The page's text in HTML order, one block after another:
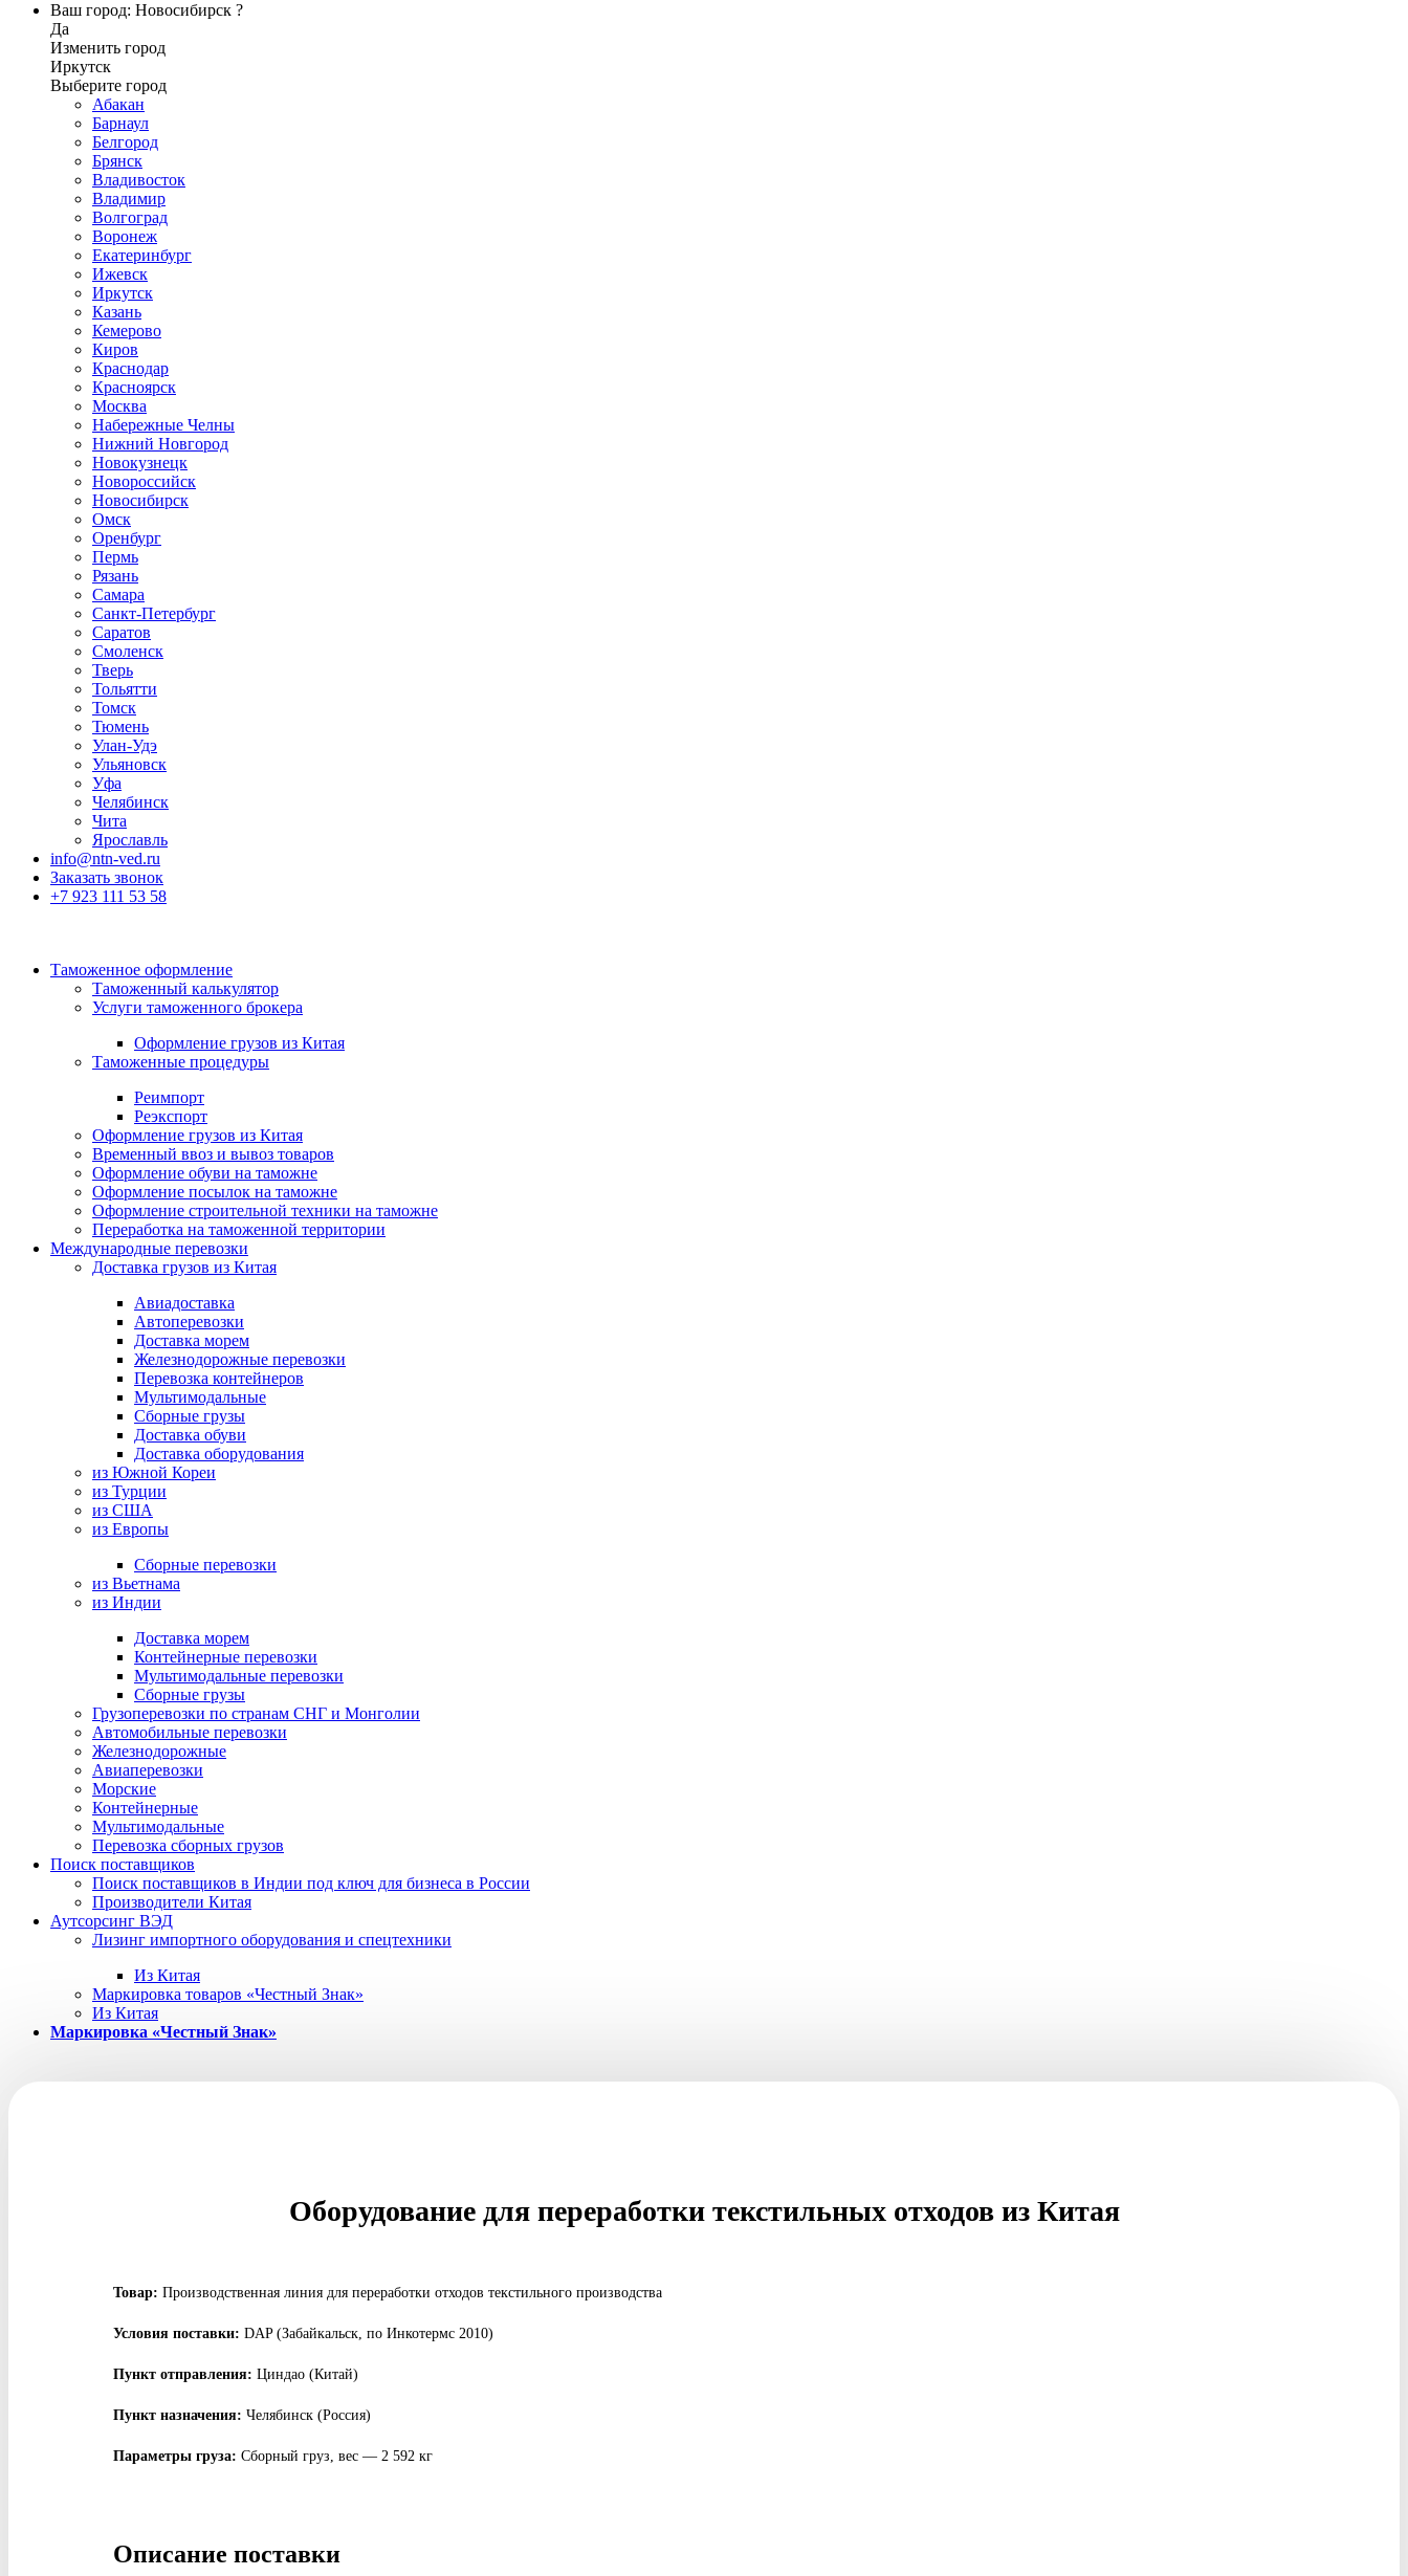
Ваш город: Новосибирск ?
Да
Изменить город
Иркутск
Выберите город
Абакан
Барнаул
Белгород
Брянск
Владивосток
Владимир
Волгоград
Воронеж
Екатеринбург
Ижевск
Иркутск
Казань
Кемерово
Киров
Краснодар
Красноярск
Москва
Набережные Челны
Нижний Новгород
Новокузнецк
Новороссийск
Новосибирск
Омск
Оренбург
Пермь
Рязань
Самара
Санкт-Петербург
Саратов
Смоленск
Тверь
Тольятти
Томск
Тюмень
Улан-Удэ
Ульяновск
Уфа
Челябинск
Чита
Ярославль
info@ntn-ved.ru
Заказать звонок
+7 923 111 53 58
Таможенное оформление
Таможенный калькулятор
Услуги таможенного брокера
Оформление грузов из Китая
Таможенные процедуры
Реимпорт
Реэкспорт
Оформление грузов из Китая
Временный ввоз и вывоз товаров
Оформление обуви на таможне
Оформление посылок на таможне
Оформление строительной техники на таможне
Переработка на таможенной территории
Международные перевозки
Доставка грузов из Китая
Авиадоставка
Автоперевозки
Доставка морем
Железнодорожные перевозки
Перевозка контейнеров
Мультимодальные
Сборные грузы
Доставка обуви
Доставка оборудования
из Южной Кореи
из Турции
из США
из Европы
Сборные перевозки
из Вьетнама
из Индии
Доставка морем
Контейнерные перевозки
Мультимодальные перевозки
Сборные грузы
Грузоперевозки по странам СНГ и Монголии
Автомобильные перевозки
Железнодорожные
Авиаперевозки
Морские
Контейнерные
Мультимодальные
Перевозка сборных грузов
Поиск поставщиков
Поиск поставщиков в Индии под ключ для бизнеса в России
Производители Китая
Аутсорсинг ВЭД
Лизинг импортного оборудования и спецтехники
Из Китая
Маркировка товаров «Честный Знак»
Из Китая
Маркировка «Честный Знак»
Оборудование для переработки текстильных отходов из Китая
Товар: Производственная линия для переработки отходов текстильного производства
Условия поставки: DAP (Забайкальск, по Инкотермс 2010)
Пункт отправления: Циндао (Китай)
Пункт назначения: Челябинск (Россия)
Параметры груза: Сборный груз, вес — 2 592 кг
Описание поставки